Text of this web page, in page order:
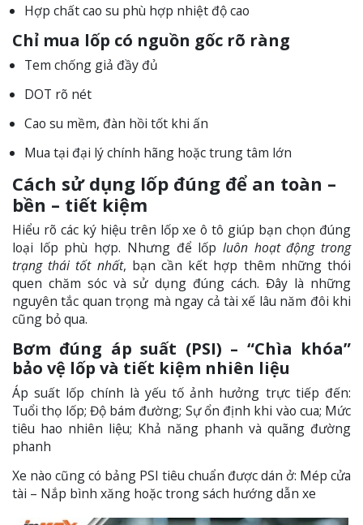
Hợp chất cao su phù hợp nhiệt độ cao
Chỉ mua lốp có nguồn gốc rõ ràng
Tem chống giả đầy đủ
DOT rõ nét
Cao su mềm, đàn hồi tốt khi ấn
Mua tại đại lý chính hãng hoặc trung tâm lớn
Cách sử dụng lốp đúng để an toàn –
bền – tiết kiệm
Hiểu rõ các ký hiệu trên lốp xe ô tô giúp bạn chọn đúng
loại lốp phù hợp. Nhưng để lốp luôn hoạt động trong
trạng thái tốt nhất, bạn cần kết hợp thêm những thói
quen chăm sóc và sử dụng đúng cách. Đây là những
nguyên tắc quan trọng mà ngay cả tài xế lâu năm đôi khi
cũng bỏ qua.
Bơm đúng áp suất (PSI) – “Chìa khóa”
bảo vệ lốp và tiết kiệm nhiên liệu
Áp suất lốp chính là yếu tố ảnh hưởng trực tiếp đến:
Tuổi thọ lốp; Độ bám đường; Sự ổn định khi vào cua; Mức
tiêu hao nhiên liệu; Khả năng phanh và quãng đường
phanh
Xe nào cũng có bảng PSI tiêu chuẩn được dán ở: Mép cửa
tài – Nắp bình xăng hoặc trong sách hướng dẫn xe